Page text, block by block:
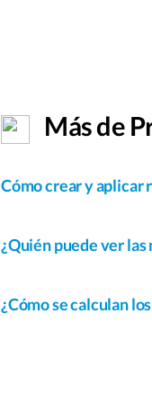
Más de
Cómo crear y aplicar
¿Quién puede ver las
¿Cómo se calculan